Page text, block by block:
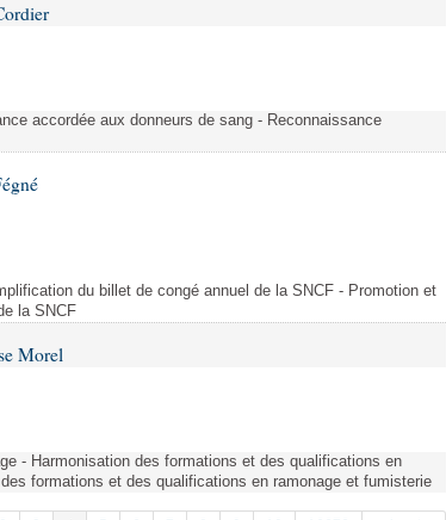
accordée aux donneurs de sang - Reconnaissance
du billet de congé annuel de la SNCF - Promotion et
la SNCF
Morel
- Harmonisation des formations et des qualifications en
formations et des qualifications en ramonage et fumisterie